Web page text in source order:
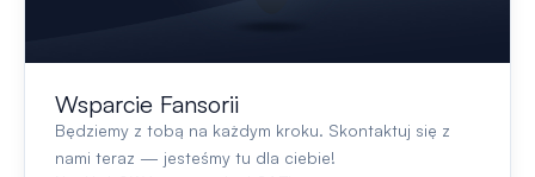
Wsparcie Fansorii
Będziemy z tobą na każdym kroku. Skontaktuj się z
nami teraz — jesteśmy tu dla ciebie!